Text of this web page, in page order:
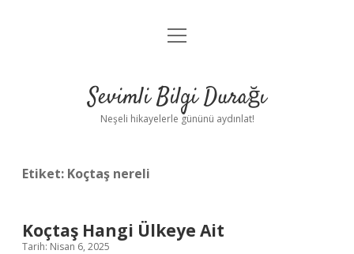
Anasayfa
Yasal Uyarı
menüyü
Sevimli Bilgi Durağı
Neşeli hikayelerle gününü aydınlat!
Etiket: Koçtaş nereli
Koçtaş Hangi Ülkeye Ait
Tarih: Nisan 6, 2025